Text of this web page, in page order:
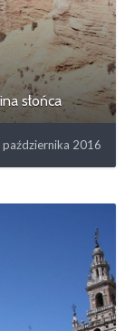
słońca
października 2016